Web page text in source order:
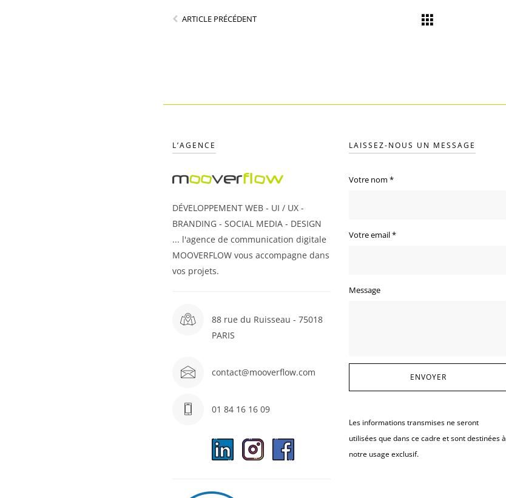
ARTICLE PRÉCÉDENT
L’AGENCE
DÉVELOPPEMENT WEB - UI / UX -
BRANDING - SOCIAL MEDIA - DESIGN
... l'agence de communication digitale
MOOVERFLOW vous accompagne dans
vos projets.
88 rue du Ruisseau - 75018
PARIS
contact@mooverflow.com
01 84 16 16 09
LAISSEZ-NOUS UN MESSAGE
Votre nom *
Votre email*
Message
Les informations transmises ne seront
utilisées que dans ce cadre et sont destinées à
notre usage exclusif.